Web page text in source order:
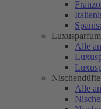
Luxusparfum
Alle
Nischendüfte
Alle